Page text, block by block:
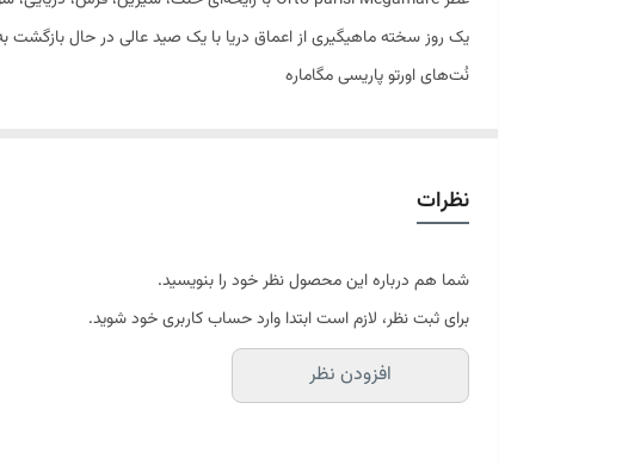
یک روز سخته ماهیگیری از اعماق دریا با یک صید عالی در حال
نُت‌های اورتو پاریسی مگاماره
روبرو می‌شوید و در نت‌های میانی از شلوغی رایحه کاسته می‌شود و
داده می‌شود و خیلی خوش‌پوش می‌شود. و در نت‌های پایانی
نظرات
شما هم درباره این محصول نظر خود را بنویسید.
برای ثبت نظر، لازم است ابتدا وارد حساب کاربری خود شوید.
افزودن نظر